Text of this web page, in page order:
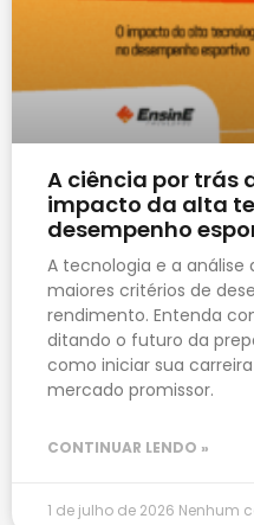
A ciência por trás
impacto da alta
desempenho
A tecnologia e a análise
maiores critérios de
rendimento. Entenda
ditando o futuro da
como iniciar sua
mercado promissor.
CONTINUAR LENDO »
1 de julho de 2026 Nenhum